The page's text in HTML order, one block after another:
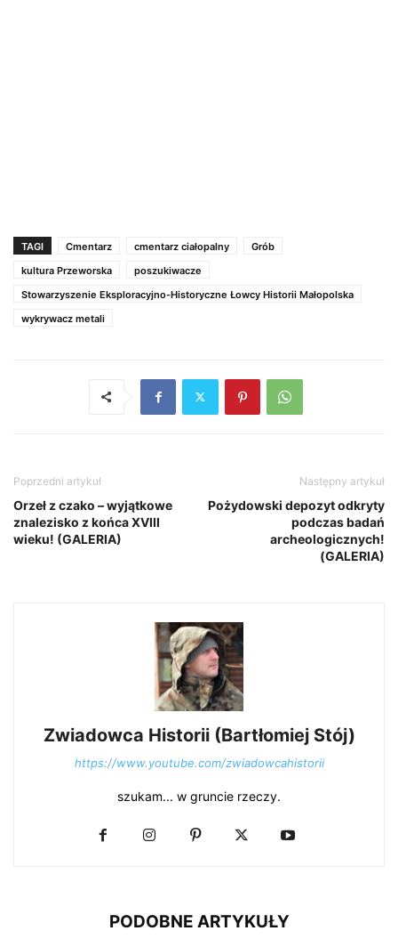
TAGI Cmentarz cmentarz ciałopalny
Grób
kultura Przeworska
poszukiwacze
Stowarzyszenie Eksploracyjno-Historyczne Łowcy Historii Małopolska
wykrywacz metali
Poprzedni artykuł
Orzeł z czako – wyjątkowe
znalezisko z końca XVIII
wieku! (GALERIA)
Następny artykuł
Pożydowski depozyt odkryty
podczas badań
archeologicznych!
(GALERIA)
Zwiadowca Historii (Bartłomiej Stój)
https://www.youtube.com/zwiadowcahistorii
szukam... w gruncie rzeczy.
PODOBNE ARTYKUŁY